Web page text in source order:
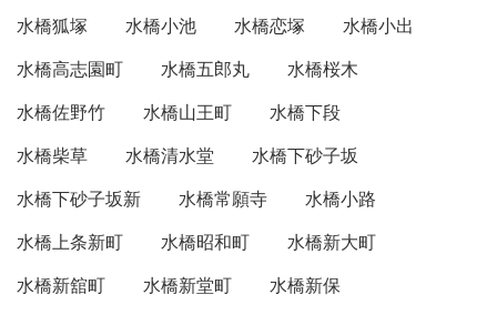
水橋狐塚
水橋小池 水橋恋塚
水橋小出
水橋高志園町
水橋五郎丸
水橋桜木
水橋佐野竹
水橋山王町
水橋下段
水橋柴草
水橋清水堂
水橋下砂子坂
水橋下砂子坂新
水橋常願寺
水橋小路
水橋上条新町
水橋昭和町
水橋新大町
水橋新舘町
水橋新堂町
水橋新保